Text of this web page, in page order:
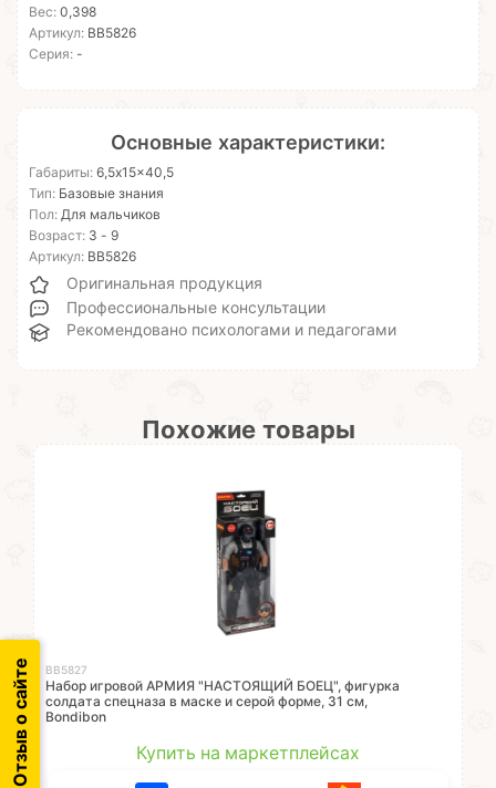
Вес: 0,398
Артикул: ВВ5826
Серия: -
Основные характеристики:
Габариты: 6,5x15x40,5
Тип: Базовые знания
Пол: Для мальчиков
Возраст: 3 - 9
Артикул: ВВ5826
Оригинальная продукция
Профессиональные консультации
Рекомендовано психологами и педагогами
Похожие товары
ВВ5827
Набор игровой АРМИЯ "НАСТОЯЩИЙ БОЕЦ", фигурка
солдата спецназа в маске и серой форме, 31 см,
Bondibon
Купить на маркетплейсах
Отзыв о сайте